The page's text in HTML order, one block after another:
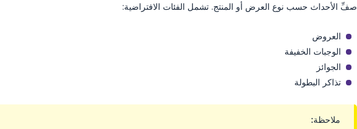
صفِّ الأحداث حسب نوع العرض أو المنتج. تشمل الفئات الافتراضية:
العروض
الوجبات الخفيفة
الجوائز
تذاكر البطولة
ملاحظة: